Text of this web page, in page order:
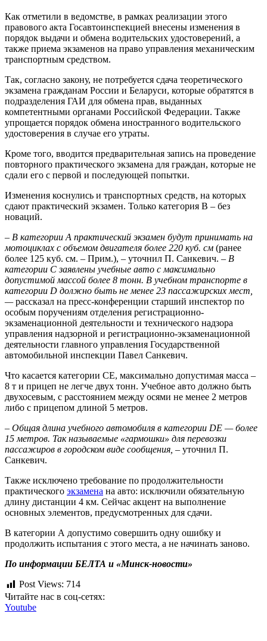
Как отметили в ведомстве, в рамках реализации этого
правового акта Госавтоинспекцией внесены изменения в
порядок выдачи и обмена водительских удостоверений, а
также приема экзаменов на право управления механическим
транспортным средством.
Так, согласно закону, не потребуется сдача теоретического
экзамена гражданам России и Беларуси, которые обратятся в
подразделения ГАИ для обмена прав, выданных
компетентными органами Российской Федерации. Также
упрощается порядок обмена иностранного водительского
удостоверения в случае его утраты.
Кроме того, вводится предварительная запись на проведение
повторного практического экзамена для граждан, которые не
сдали его с первой и последующей попытки.
Изменения коснулись и транспортных средств, на которых
сдают практический экзамен. Только категория B – без
новаций.
– В категории А практический экзамен будут принимать на
мотоциклах с объемом двигателя более 220 куб. см (ранее
более 125 куб. см. – Прим.), – уточнил П. Санкевич. – В
категории С заявлены учебные авто с максимально
допустимой массой более 8 тонн. В учебном транспорте в
категории D должно быть не менее 23 пассажирских мест,
—рассказал на пресс-конференции старший инспектор по
особым поручениям отделения регистрационно-
экзаменационной деятельности и технического надзора
управления надзорной и регистрационно-экзаменационной
деятельности главного управления Государственной
автомобильной инспекции Павел Санкевич.
Что касается категории CE, максимально допустимая масса –
8 т и прицеп не легче двух тонн. Учебное авто должно быть
двухосевым, с расстоянием между осями не менее 2 метров
либо с прицепом длиной 5 метров.
– Общая длина учебного автомобиля в категории DE — более
15 метров. Так называемые «гармошки» для перевозки
пассажиров в городском виде сообщения, – уточнил П.
Санкевич.
Также исключено требование по продолжительности
практического экзамена на авто: исключили обязательную
длину дистанции 4 км. Сейчас акцент на выполнение
основных элементов, предусмотренных для сдачи.
В категории А допустимо совершить одну ошибку и
продолжить испытания с этого места, а не начинать заново.
По информации БЕЛТА и «Минск-новости»
Post Views: 714
Читайте нас в соц-сетях:
Youtube